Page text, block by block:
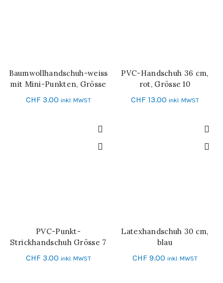
IN DEN WARENKORB
Baumwollhandschuh-weiss
mit Mini-Punkten, Grösse
10
CHF 3.00 inkl. MWST
IN DEN WARENKORB
PVC-Handschuh 36 cm,
rot, Grösse 10
CHF 13.00 inkl. MWST
IN DEN WARENKORB
PVC-Punkt-
Strickhandschuh Grösse 7
CHF 3.00 inkl. MWST
SCHNELL-EINKAUF
Latexhandschuh 30 cm,
blau
CHF 9.00 inkl. MWST